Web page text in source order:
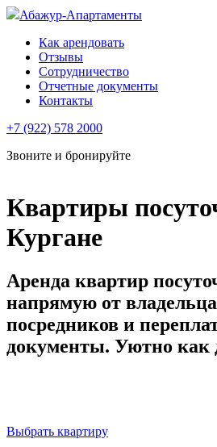
Абажур-Апартаменты
Как арендовать
Отзывы
Сотрудничество
Отчетные документы
Контакты
+7 (922) 578 2000
Звоните и бронируйте
Квартиры
Кургане
Аренда квартир
напрямую от владельца
посредников и
документы. Уютно как
Выбрать квартиру